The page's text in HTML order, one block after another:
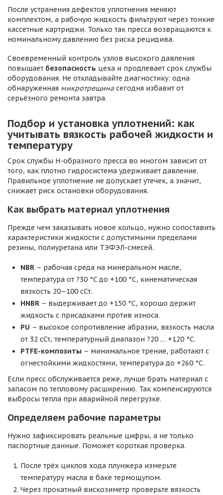
После устранения дефектов уплотнения меняют
комплектом, а рабочую жидкость фильтруют через тонкие
кассетные картриджи. Только так пресса возвращаются к
номинальному давлению без риска рецидива.
Своевременный контроль узлов высокого давления
повышает безопасность цеха и продлевает срок службы
оборудования. Не откладывайте диагностику: одна
обнаруженная микротрещинасегодня избавит от
серьёзного ремонта завтра.
Подбор и установка уплотнений: как
учитывать вязкость рабочей жидкости и
температуру
Срок службы Н-образного пресса во многом зависит от
того, как плотно гидросистема удерживает давление.
Правильное уплотнение не допускает утечек, а значит,
снижает риск остановки оборудования.
Как выбрать материал уплотнения
Прежде чем заказывать новое кольцо, нужно сопоставить
характеристики жидкости с допустимыми пределами
резины, полиуретана или ТЭФЭЛ-смесей.
NBR – рабочая среда на минеральном масле,
температура от ?30 °C до +100 °C, кинематическая
вязкость 20–100 сСт.
HNBR – выдерживает до +150 °C, хорошо держит
жидкость с присадками против износа.
PU – высокое сопротивление абразии, вязкость масла
от 32 сСт, температурный диапазон ?20 … +120 °C.
PTFE-композиты – минимальное трение, работают с
огнестойкими жидкостями, температура до +260 °C.
Если пресс обслуживается реже, лучше брать материал с
запасом по тепловому расширению. Так компенсируются
выбросы тепла при аварийной перегрузке.
Определяем рабочие параметры
Нужно зафиксировать реальные цифры, а не только
паспортные данные. Поможет короткая проверка.
После трёх циклов хода плунжера измерьте
температуру масла в баке термощупом.
Через прокатный вискозиметр проверьте вязкость